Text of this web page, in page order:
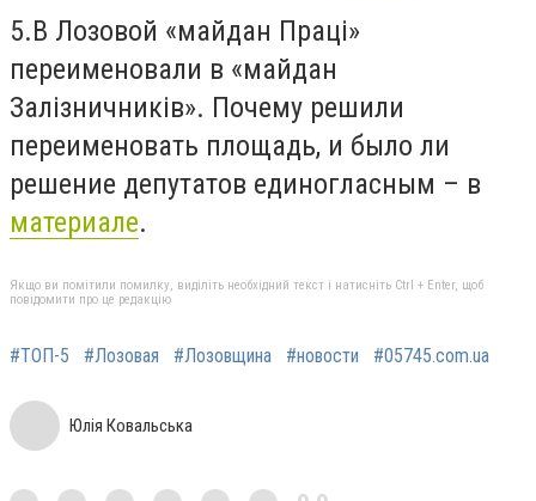
5.В Лозовой «майдан Праці»
переименовали в «майдан
Залізничників». Почему решили
переименовать площадь, и было ли
решение депутатов единогласным – в
материале.
Якщо ви помітили помилку, виділіть необхідний текст і натисніть Ctrl + Enter, щоб
повідомити про це редакцію
#ТОП-5 #Лозовая #Лозовщина #новости #05745.com.ua
Юлія Ковальська